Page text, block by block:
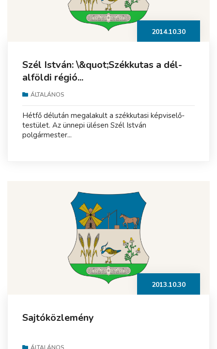
2014.10.30
Szél István: \&quot;Székkutas a dél-
alföldi régió...
ÁLTALÁNOS
Hétfő délután megalakult a székkutasi képviselő-
testület. Az ünnepi ülésen Szél István
polgármester...
2013.10.30
Sajtóközlemény